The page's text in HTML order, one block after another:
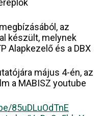
az
készült, melynek
Alapkezelő és a DBX
május 4-én, az
a MABISZ youtube
85uDLuOdTnE